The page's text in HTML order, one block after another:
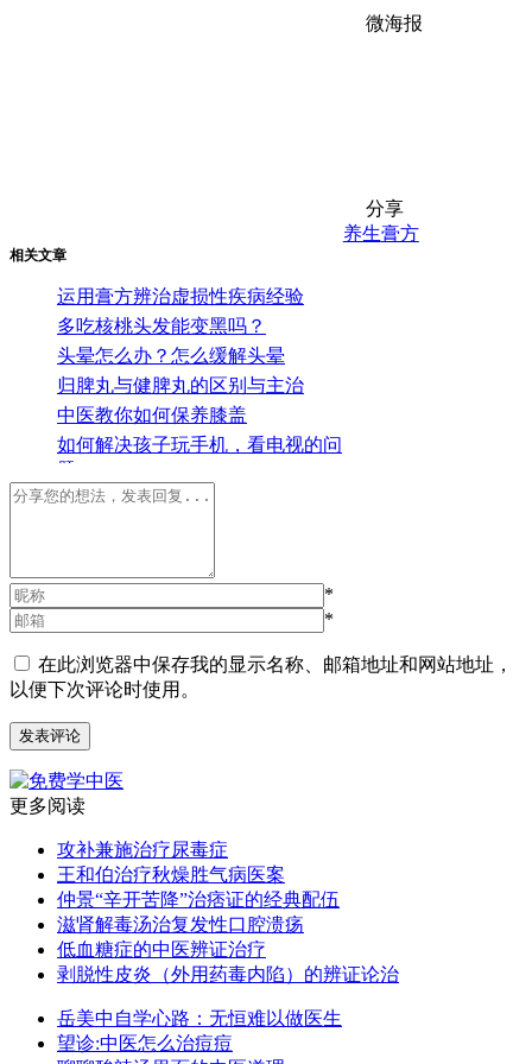
微海报
分享
相关文章
运用膏方辨治虚损性疾病经验
多吃核桃头发能变黑吗？
头晕怎么办？怎么缓解头晕
归脾丸与健脾丸的区别与主治
中医教你如何保养膝盖
如何解决孩子玩手机，看电视的问
题
养生膏方
*
*
在此浏览器中保存我的显示名称、邮箱地址和网站地址，
以便下次评论时使用。
更多阅读
攻补兼施治疗尿毒症
王和伯治疗秋燥胜气病医案
仲景“辛开苦降”治痞证的经典配伍
滋肾解毒汤治复发性口腔溃疡
低血糖症的中医辨证治疗
剥脱性皮炎（外用药毒内陷）的辨证论治
岳美中自学心路：无恒难以做医生
望诊:中医怎么治痘痘